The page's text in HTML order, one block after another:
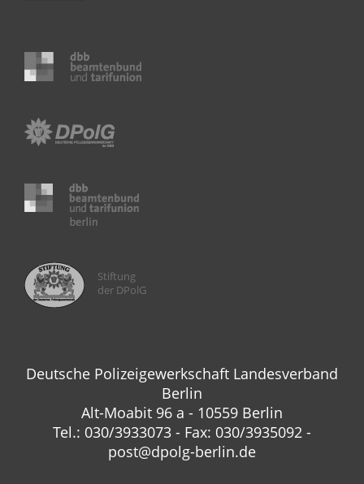
Stiftung
der DPolG
Deutsche Polizeigewerkschaft Landesverband
Berlin
Alt-Moabit 96 a - 10559 Berlin
Tel.: 030/3933073 - Fax: 030/3935092 -
post@dpolg-berlin.de